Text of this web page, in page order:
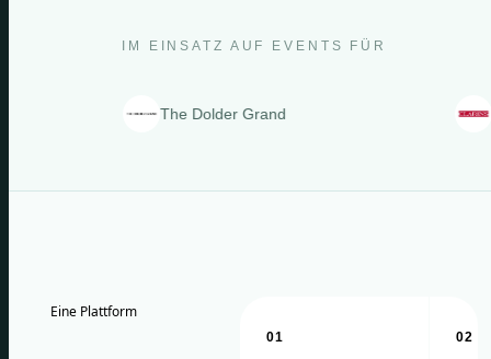
IM EINSATZ AUF EVENTS FÜR
The Dolder Grand Clarins
Eine Plattform
01 02